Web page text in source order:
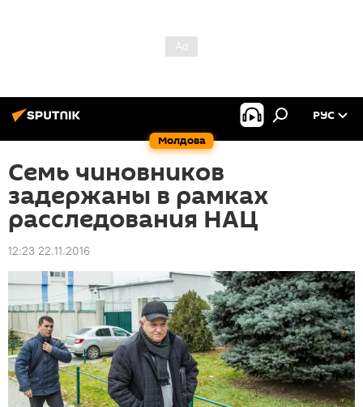
Молдова
РУС
Семь чиновников
задержаны в рамках
расследования НАЦ
12:23 22.11.2016